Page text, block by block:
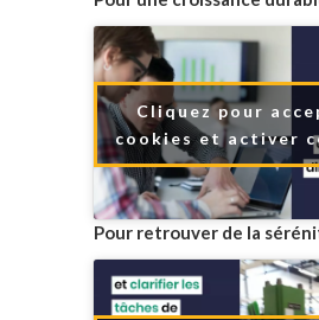
Cliquez pour
cookies et activer
Pour retrouver de la